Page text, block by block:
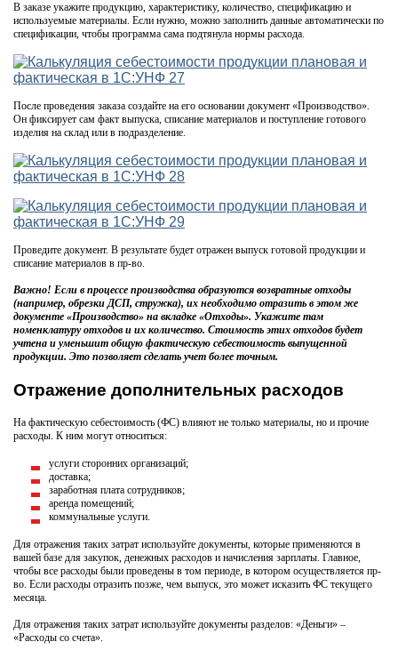
В заказе укажите продукцию, характеристику, количество, спецификацию и
используемые материалы. Если нужно, можно заполнить данные автоматически по
спецификации, чтобы программа сама подтянула нормы расхода.
После проведения заказа создайте на его основании документ «Производство».
Он фиксирует сам факт выпуска, списание материалов и поступление готового
изделия на склад или в подразделение.
Проведите документ. В результате будет отражен выпуск готовой продукции и
списание материалов в пр-во.
Важно! Если в процессе производства образуются возвратные отходы
(например, обрезки ДСП, стружка), их необходимо отразить в этом же
документе «Производство» на вкладке «Отходы». Укажите там
номенклатуру отходов и их количество. Стоимость этих отходов будет
учтена и уменьшит общую фактическую себестоимость выпущенной
продукции. Это позволяет сделать учет более точным.
Отражение дополнительных расходов
На фактическую себестоимость (ФС) влияют не только материалы, но и прочие
расходы. К ним могут относиться:
услуги сторонних организаций;
доставка;
заработная плата сотрудников;
аренда помещений;
коммунальные услуги.
Для отражения таких затрат используйте документы, которые применяются в
вашей базе для закупок, денежных расходов и начисления зарплаты. Главное,
чтобы все расходы были проведены в том периоде, в котором осуществляется пр-
во. Если расходы отразить позже, чем выпуск, это может исказить ФС текущего
месяца.
Для отражения таких затрат используйте документы разделов: «Деньги» –
«Расходы со счета».